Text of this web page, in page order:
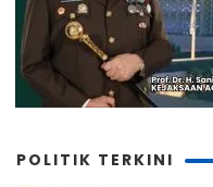
POLITIK TERKINI